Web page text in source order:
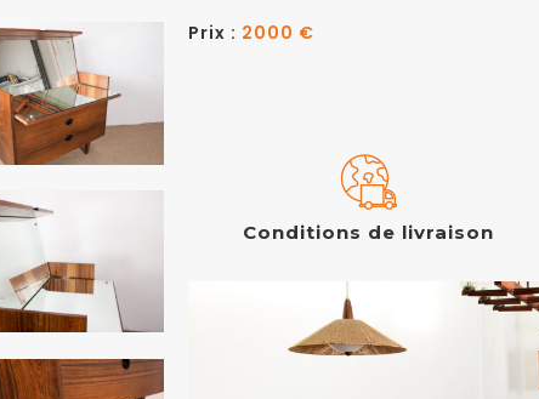
Prix : 2000 €
Conditions de livraison